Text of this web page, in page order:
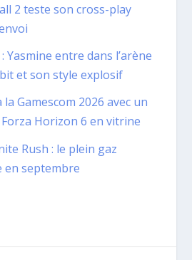
2 teste son cross-play
Yasmine entre dans l’arène
et son style explosif
Gamescom 2026 avec un
Horizon 6 en vitrine
Rush : le plein gaz
en septembre